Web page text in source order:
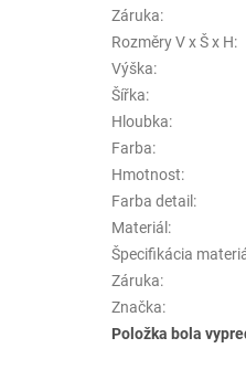
Záruka:
Rozměry V x Š x H:
Výška:
Šířka:
Hloubka:
Farba:
Hmotnost:
Farba detail :
Materiál :
Špecifikácia
Záruka:
Značka:
Položka bola